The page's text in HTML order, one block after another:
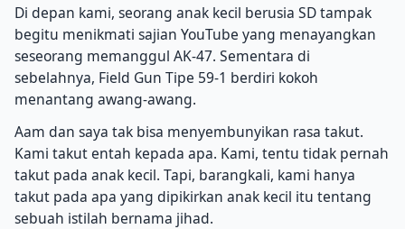
Di depan kami, seorang anak kecil berusia SD tampak
begitu menikmati sajian YouTube yang menayangkan
seseorang memanggul AK-47. Sementara di
sebelahnya, Field Gun Tipe 59-1 berdiri kokoh
menantang awang-awang.
Aam dan saya tak bisa menyembunyikan rasa takut.
Kami takut entah kepada apa. Kami, tentu tidak pernah
takut pada anak kecil. Tapi, barangkali, kami hanya
takut pada apa yang dipikirkan anak kecil itu tentang
sebuah istilah bernama jihad.